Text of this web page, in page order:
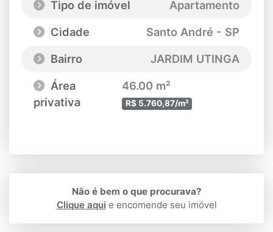
Tipo de imóvel
Apartamento
Cidade
Santo André - SP
Bairro
JARDIM UTINGA
Área
privativa
46.00 m²
R$ 5.760,87/m²
Não é bem o que procurava?
Clique aqui e encomende seu imóvel